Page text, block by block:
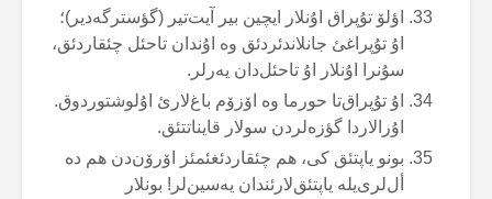
اؤلۆ تۇپراق اۇنلار ایچین بیر آیت‌تیر (گؤسترگەدیر)؛
اۇ تۇپراغئ جانلاندئردئق وە اۇندان تاحئل چئقاردئق،
سۇنرا اۇنلار اۇ تاحئل‌دان یەرلر.
اۇ تۇپراق‌تا حورما وە اۆزۆم باغ‌لارئ اۇلوشتوردوق.
اۇرالاردا گؤزەلردن سولار قایناتتئق.
بونو یاپتئق کی، هم چئقاردئغئمئز اۆرۆن‌دن هم دە
أل‌لری‌یلە یاپتئق‌لارئندان یەسین‌لر! بونلار